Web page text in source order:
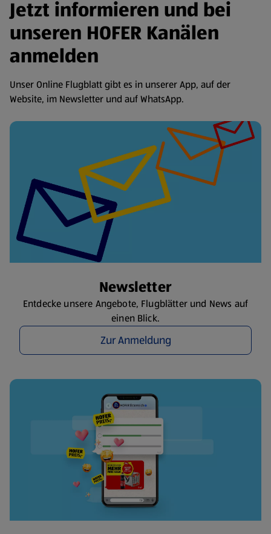
Jetzt informieren und bei
unseren HOFER Kanälen
anmelden
Unser Online Flugblatt gibt es in unserer App, auf der
Website, im Newsletter und auf WhatsApp.
Newsletter
Entdecke unsere Angebote, Flugblätter und News auf
einen Blick.
Zur Anmeldung